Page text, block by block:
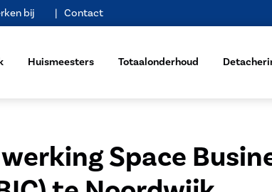
bij Contact
Huismeesters Totaalonderhoud
Space